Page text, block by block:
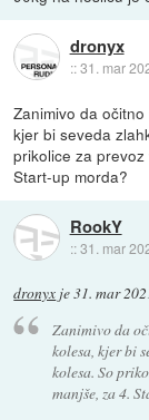
dronyx
::31. mar
Zanimivo da
kjer bi seveda
prikolice za
Start-up morda?
RookY
::31. mar
dronyx je31. mar
Zanimivo da
kolesa, kjer bi
kolesa. So
manjše, za 4.